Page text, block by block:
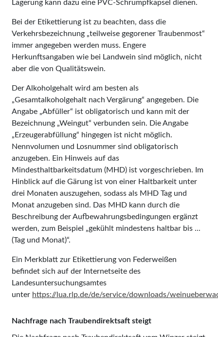
Lagerung kann dazu eine PVC-Schrumpfkapsel dienen.
Bei der Etikettierung ist zu beachten, dass die
Verkehrsbezeichnung „teilweise gegorener Traubenmost“
immer angegeben werden muss. Engere
Herkunftsangaben wie bei Landwein sind möglich, nicht
aber die von Qualitätswein.
Der Alkoholgehalt wird am besten als
„Gesamtalkoholgehalt nach Vergärung“ angegeben. Die
Angabe „Abfüller“ ist obligatorisch und kann mit der
Bezeichnung „Weingut“ verbunden sein. Die Angabe
„Erzeugerabfüllung“ hingegen ist nicht möglich.
Nennvolumen und Losnummer sind obligatorisch
anzugeben. Ein Hinweis auf das
Mindesthaltbarkeitsdatum (MHD) ist vorgeschrieben. Im
Hinblick auf die Gärung ist von einer Haltbarkeit unter
drei Monaten auszugehen, sodass als MHD Tag und
Monat anzugeben sind. Das MHD kann durch die
Beschreibung der Aufbewahrungsbedingungen ergänzt
werden, zum Beispiel „gekühlt mindestens haltbar bis ...
(Tag und Monat)“.
Ein Merkblatt zur Etikettierung von Federweißen
befindet sich auf der Internetseite des
Landesuntersuchungsamtes
unter https://lua.rlp.de/de/service/downloads/
Nachfrage nach Traubendirektsaft steigt